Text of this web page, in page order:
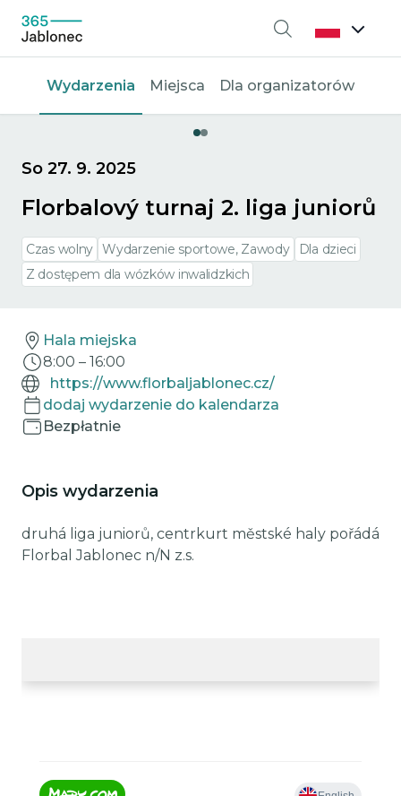
Wyszukiwanie
Wydarzenia Miejsca Dla organizatorów
So 27. 9. 2025
Florbalový turnaj 2. liga juniorů
Czas wolny Wydarzenie sportowe, Zawody
Dla dzieci
Z dostępem dla wózków inwalidzkich
Hala miejska
8:00 – 16:00
https://www.florbaljablonec.cz/
dodaj wydarzenie do kalendarza
Bezpłatnie
Opis wydarzenia
druhá liga juniorů, centrkurt městské haly pořádá
Florbal Jablonec n/N z.s.